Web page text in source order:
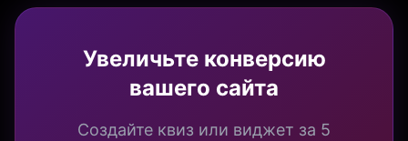
Увеличьте конверсию
вашего сайта
Создайте квиз или виджет за 5